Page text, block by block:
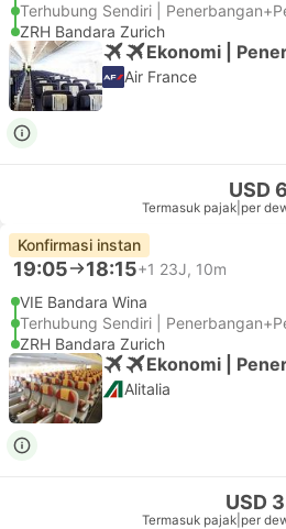
Terhubung Sendiri |
ZRH Bandara Zurich
Ekonomi |
Air France
USD
Termasuk pajak per
Konfirmasi instan
19:05 18:15+1 23J, 10m
VIE Bandara Wina
Terhubung Sendiri |
ZRH Bandara Zurich
Ekonomi |
Alitalia
USD
Termasuk pajak per